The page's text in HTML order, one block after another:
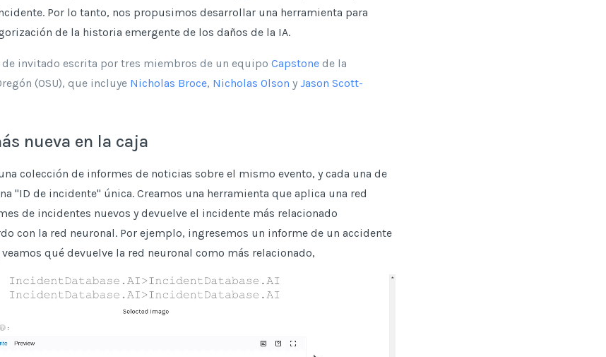
Por lo tanto, nos propusimos desarrollar una herramienta para
de la historia emergente de los daños de la IA.
invitado escrita por tres miembros de un equipo Capstone de la
(OSU), que incluye Nicholas Broce, Nicholas Olson y Jason Scott-
nueva en la caja
colección de informes de noticias sobre el mismo evento, y cada una de
"ID de incidente" única. Creamos una herramienta que aplica una red
de incidentes nuevos y devuelve el incidente más relacionado
con la red neuronal. Por ejemplo, ingresemos un informe de un accidente
qué devuelve la red neuronal como más relacionado,